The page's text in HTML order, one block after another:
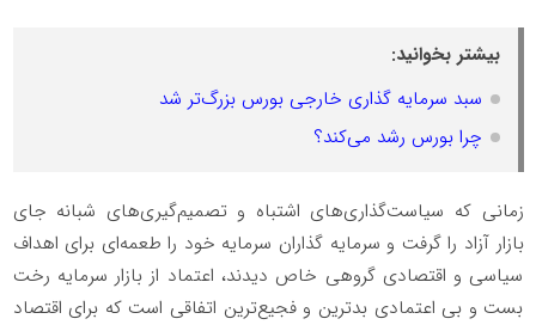
بیشتر بخوانید:
سبد سرمایه گذاری خارجی بورس بزرگ‌تر شد
چرا بورس رشد می‌کند؟
زمانی که سیاست‌گذاری‌های اشتباه و تصمیم‌گیری‌های شبانه جای
بازار آزاد را گرفت و سرمایه گذاران سرمایه خود را طعمه‌ای برای اهداف
سیاسی و اقتصادی گروهی خاص دیدند، اعتماد از بازار سرمایه رخت
بست و بی اعتمادی بدترین و فجیع‌ترین اتفاقی است که برای اقتصاد